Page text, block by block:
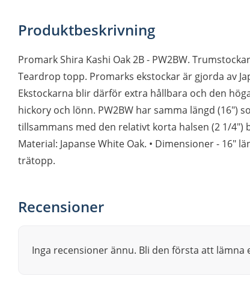
Produktbeskrivning
Promark Shira Kashi Oak 2B - PW2BW.
Teardrop topp. Promarks ekstockar är gjorda av
Ekstockarna blir därför extra hållbara och den
hickory och lönn. PW2BW har samma längd (16")
tillsammans med den relativt korta halsen (2 1/4")
Material: Japanse White Oak. • Dimensioner - 16"
trätopp.
Recensioner
Inga recensioner ännu. Bli den första att lämna